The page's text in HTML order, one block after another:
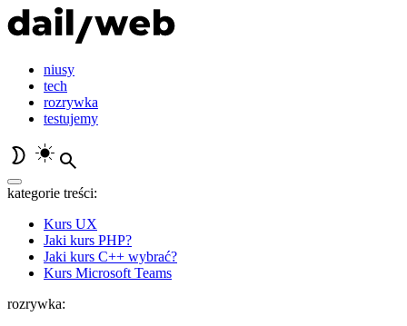
niusy
tech
rozrywka
testujemy
kategorie treści:
Kurs UX
Jaki kurs PHP?
Jaki kurs C++ wybrać?
Kurs Microsoft Teams
rozrywka: